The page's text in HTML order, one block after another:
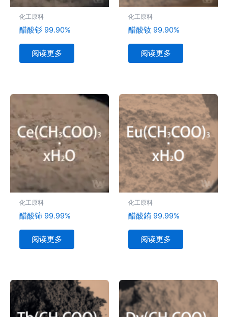
化工原料
醋酸钐 99.90%
阅读更多
化工原料
醋酸钕 99.90%
阅读更多
化工原料
醋酸铈 99.99%
阅读更多
化工原料
醋酸銪 99.99%
阅读更多